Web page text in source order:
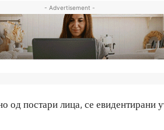
- Advertisement -
од постари лица, се евидентирани